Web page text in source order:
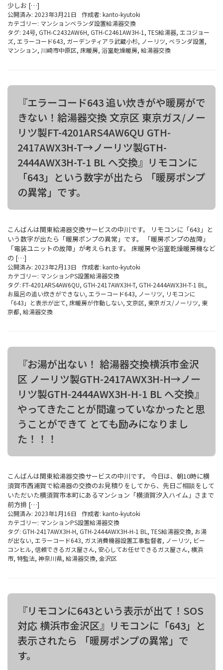
少しお […]
公開済み: 2023年3月21日 作成者: kanto-kyutoki
カテゴリー: マンションベランダ設置給湯器交換
タグ: 24号, GTH-C2432AW6H, GTH-C2461AW3H-1 , TES給湯器, エコジョー
ズ, エラーコード643, ガーデンティアラ武蔵小杉, ノーリツ, ベランダ設置,
マンション, 川崎市中原区, 床暖房, 浴室乾燥暖房, 給湯器交換
『エラーコード643 追い炊きがや暖房がで
きない！給湯器交換 文京区 東京ガス/ノー
リツ製FT-4201ARS4AW6QU GTH-
2417AWX3H-T→ノーリツ製GTH-
2444AWX3H-T-1 BL へ交換』リモコンに
「643」という数字が出たら 「暖房ポンプ
の異常」です。
こんばんは関東給湯器交換サービスの中川です。 リモコンに「643」と
いう数字が出たら「暖房ポンプの異常」です。 「暖房ポンプの故障」
「電装ユニットの故障」が考えられます。 床暖房や浴室乾燥暖房機など
の […]
公開済み: 2023年2月13日 作成者: kanto-kyutoki
カテゴリー: マンションPS設置給湯器交換
タグ: FT-4201ARS4AW6QU, GTH-2417AWX3H-T, GTH-2444AWX3H-T-1 BL ,
お風呂の追い炊きができない, エラーコード643, ノーリツ, リモコンに
「643」と表示が出て, 床暖房が作動しない, 文京区, 東京ガス/ノーリツ, 東
京都, 給湯器交換
『お湯が出ない！ 給湯器交換横浜市金沢
区 ノーリツ製GTH-2417AWX3H-H→ノー
リツ製GTH-2444AWX3H-H-1 BL へ交換』
やってきたことが間違っていなかったと思
うことができて とても励みになりまし
た！！！
こんばんは関東給湯器交換サービスの中川です。 今日は、朝10時に横
須賀市西浦賀で給湯器の交換のお見積りをしてから、先日ご相談をして
いただいた横須賀市本町にあるマンション「横須賀汐入ハイム」さまで
前方排 […]
公開済み: 2023年1月16日 作成者: kanto-kyutoki
カテゴリー: マンションPS設置給湯器交換
タグ: GTH-2417AWX3H-H, GTH-2444AWX3H-H-1 BL , TES給湯器交換, お湯
が出ない, エラーコード643, ガス消費機器設置工事監督者, ノーリツ, ビー
コンヒル, 信頼できるガス屋さん, 安心してお任せできるガス屋さん, 横浜
市, 特監法, 神奈川県, 給湯器交換, 金沢区
『リモコンに643という表示が出て！SOS
対応 横浜市金沢区』リモコンに「643」と
表示されたら 「暖房ポンプの異常」で
す。